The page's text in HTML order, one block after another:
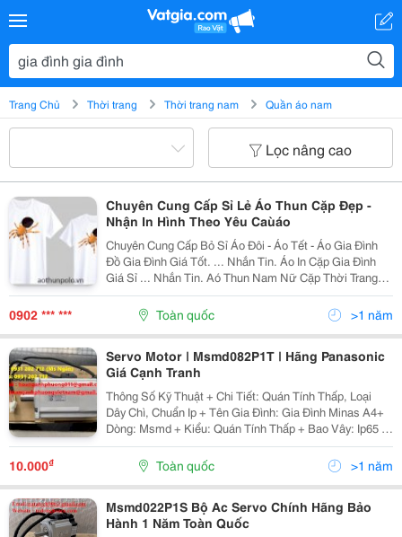
Trang Chủ Thời trang Thời trang nam Quần áo nam
Lọc nâng cao
Chuyên Cung Cấp Sỉ Lẻ Áo Thun Cặp Đẹp -
Nhận In Hình Theo Yêu Caùáo
Chuyên Cung Cấp Bỏ Sỉ Áo Đôi - Áo Tết - Áo Gia Đình
Đồ Gia Đình Giá Tốt. ... Nhắn Tin. Áo In Cặp Gia Đình
Giá Sỉ ... Nhắn Tin. Aó Thun Nam Nữ Cặp Thời Trang
Giá Xưởng Giá Sỉ ... Lh 0902334778 Bạn Cần Tìm Quà
Tặng Bạn Đang Kiếm Mẫu Áo Theo Ý...
0902 *** *** Toàn quốc >1 năm
Servo Motor | Msmd082P1T | Hãng Panasonic
Giá Cạnh Tranh
Thông Số Kỹ Thuật + Chi Tiết: Quán Tính Thấp, Loại
Dây Chì, Chuẩn Ip + Tên Gia Đình: Gia Đình Minas A4+
Dòng: Msmd + Kiểu: Quán Tính Thấp + Bao Vây: Ip65 +
Về Bao Vây: Ngoại Trừ Phần Quay Của Trục Đầu Ra Và
Đầu Dây Dẫn. + Mặt Bích Vuông...
10.000₫ Toàn quốc >1 năm
Msmd022P1S Bộ Ac Servo Chính Hãng Bảo
Hành 1 Năm Toàn Quốc